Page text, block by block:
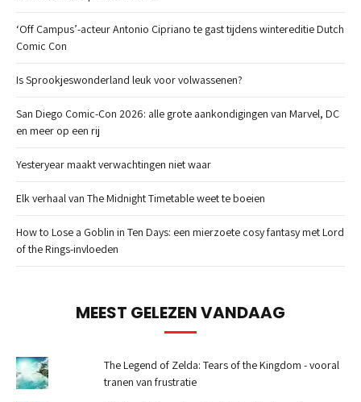
‘Off Campus’-acteur Antonio Cipriano te gast tijdens wintereditie Dutch
Comic Con
Is Sprookjeswonderland leuk voor volwassenen?
San Diego Comic-Con 2026: alle grote aankondigingen van Marvel, DC
en meer op een rij
Yesteryear maakt verwachtingen niet waar
Elk verhaal van The Midnight Timetable weet te boeien
How to Lose a Goblin in Ten Days: een mierzoete cosy fantasy met Lord
of the Rings-invloeden
MEEST GELEZEN VANDAAG
The Legend of Zelda: Tears of the Kingdom - vooral
tranen van frustratie